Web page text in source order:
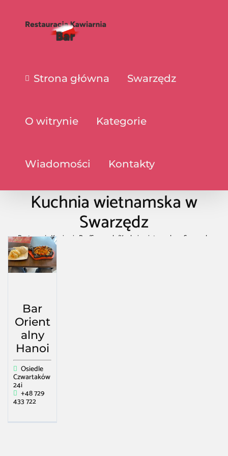
Strona główna Swarzędz
O witrynie Kategorie
Wiadomości Kontakty
Kuchnia wietnamska w
Swarzędz
Restauracja Kawiarnia Bar /Swarzędz /Kuchnia wietnamska w Swarzędz
Bar
Orient
alny
Hanoi
Osiedle
Czwartaków
24i
+48 729
433 722